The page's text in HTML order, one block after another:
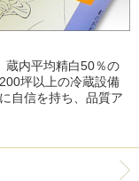
蔵内平均精白50％の
坪以上の冷蔵設備
自信を持ち、品質ア